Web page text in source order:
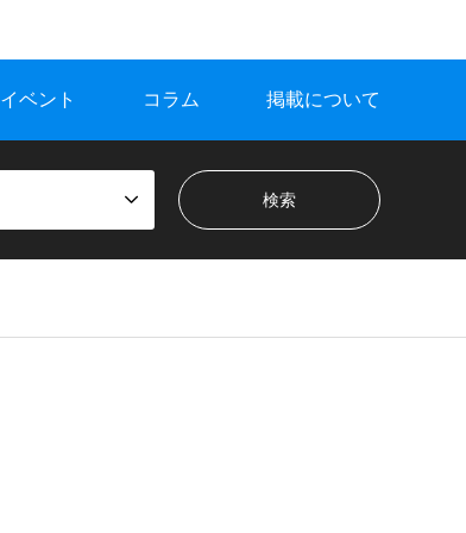
イベント コラム 掲載について